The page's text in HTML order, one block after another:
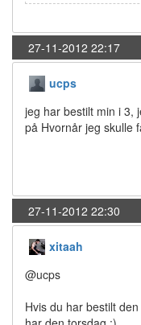
27-11-2012 22:17
ucps
jeg har bestilt min i 3,
på Hvornår jeg skulle
27-11-2012 22:30
xitaah
@ucps
Hvis du har bestilt